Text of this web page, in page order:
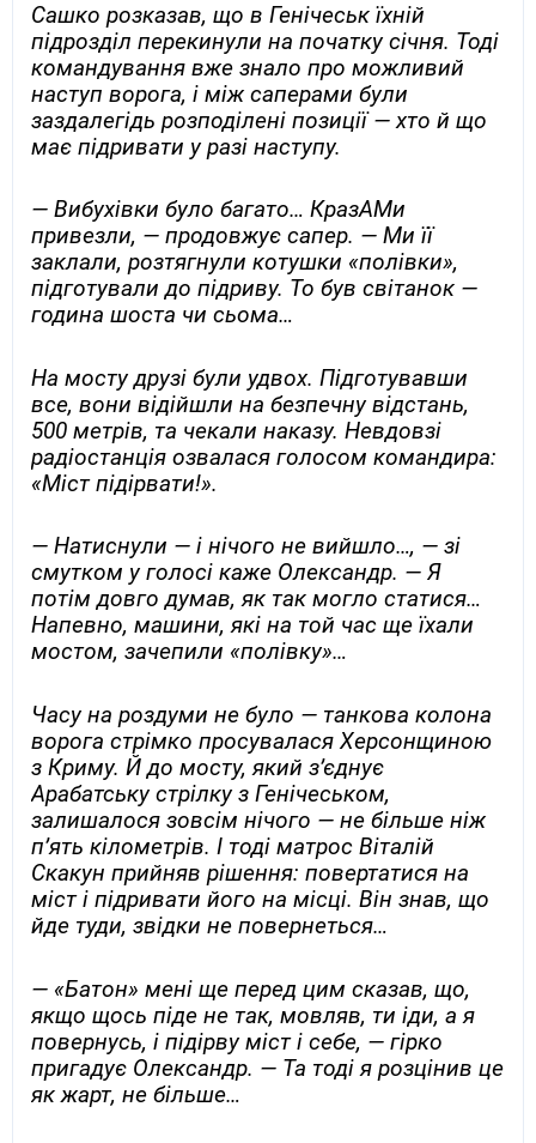
Сашко розказав, що в Генічеськ їхній
підрозділ перекинули на початку січня. Тоді
командування вже знало про можливий
наступ ворога, і між саперами були
заздалегідь розподілені позиції — хто й що
має підривати у разі наступу.
— Вибухівки було багато… КразАМи
привезли, — продовжує сапер. — Ми її
заклали, розтягнули котушки «полівки»,
підготували до підриву. То був світанок —
година шоста чи сьома…
На мосту друзі були удвох. Підготувавши
все, вони відійшли на безпечну відстань,
500 метрів, та чекали наказу. Невдовзі
радіостанція озвалася голосом командира:
«Міст підірвати!».
— Натиснули — і нічого не вийшло…, — зі
смутком у голосі каже Олександр. — Я
потім довго думав, як так могло статися…
Напевно, машини, які на той час ще їхали
мостом, зачепили «полівку»…
Часу на роздуми не було — танкова колона
ворога стрімко просувалася Херсонщиною
з Криму. Й до мосту, який з’єднує
Арабатську стрілку з Генічеськом,
залишалося зовсім нічого — не більше ніж
п’ять кілометрів. І тоді матрос Віталій
Скакун прийняв рішення: повертатися на
міст і підривати його на місці. Він знав, що
йде туди, звідки не повернеться…
— «Батон» мені ще перед цим сказав, що,
якщо щось піде не так, мовляв, ти іди, а я
повернусь, і підірву міст і себе, — гірко
пригадує Олександр. — Та тоді я розцінив це
як жарт, не більше…